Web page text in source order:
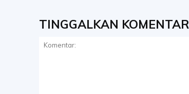
TINGGALKAN KOMENTAR